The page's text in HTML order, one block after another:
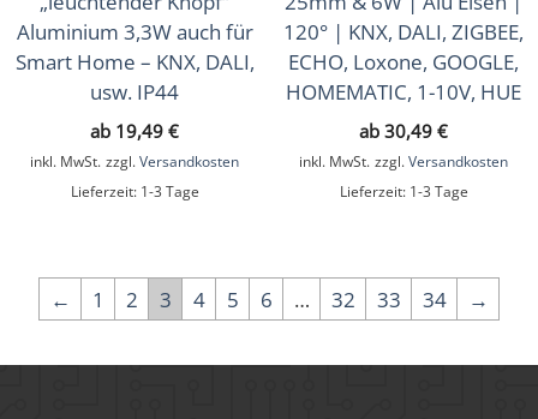
Aluminium 3,3W auch für
Smart Home – KNX, DALI,
usw. IP44
ab 19,49 €
inkl. MwSt. zzgl. Versandkosten
Lieferzeit: 1-3 Tage
120° | KNX, DALI, ZIGBEE,
ECHO, Loxone, GOOGLE,
HOMEMATIC, 1-10V, HUE
ab 30,49 €
inkl. MwSt. zzgl. Versandkosten
Lieferzeit: 1-3 Tage
← 1 2 3 4 5 6 … 32 33 34 →